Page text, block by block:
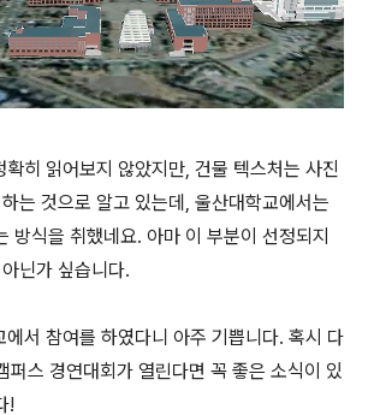
확히 읽어보지 않았지만, 건물 텍스처는 사진
는 것으로 알고 있는데, 울산대학교에서는
방식을 취했네요. 아마 이 부분이 선정되지
닌가 싶습니다.
서 참여를 하였다니 아주 기쁩니다. 혹시 다
퍼스 경연대회가 열린다면 꼭 좋은 소식이 있
!